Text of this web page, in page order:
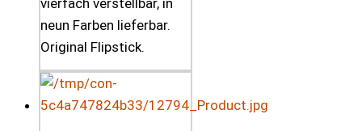
neun Farben lieferbar.
Original Flipstick.